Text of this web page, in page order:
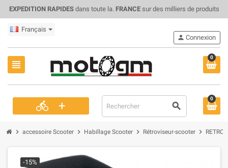
EXPEDITION RAPIDESdans toute la. FRANCEsur des milliers de produits
Français
view_headline
0
directions_bike + search
person Connexion
0
chevron_right accessoire Scooter chevron_right Habillage Scooter chevron_right Rétroviseur-scooter chevron_right
-15%